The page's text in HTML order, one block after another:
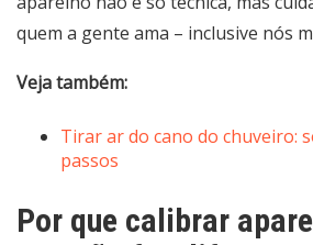
quem a gente ama – inclusive nós
Veja também:
Tirar ar do cano do chuveiro:
passos
Por que calibrar